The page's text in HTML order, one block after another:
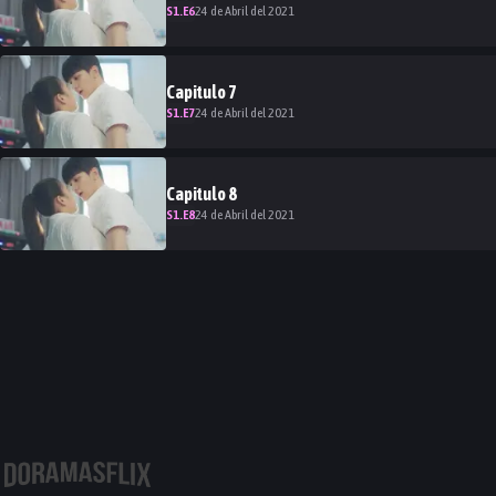
S1.E624 de Abril del 2021
Capitulo7
S1.E724 de Abril del 2021
Capitulo8
S1.E824 de Abril del 2021